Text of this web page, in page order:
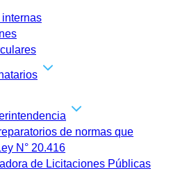
de normas que
N° 20.416
de Licitaciones Públicas